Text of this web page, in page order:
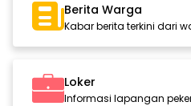
Berita Warga
Kabar berita terkini dari
Loker
Informasi lapangan